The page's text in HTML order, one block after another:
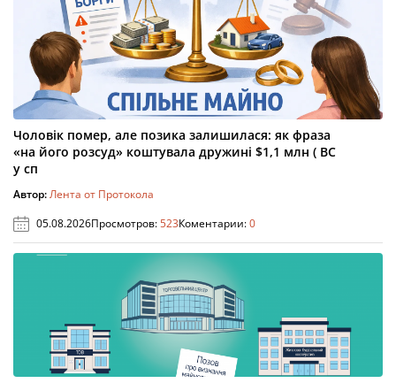
Чоловік помер, але позика залишилася: як фраза
«на його розсуд» коштувала дружині $1,1 млн ( ВС
у сп
Автор:Лента от Протокола
05.08.2026Просмотров:523Коментарии:0